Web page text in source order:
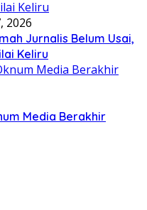
2026
Jurnalis Belum Usai,
Keliru
Media Berakhir